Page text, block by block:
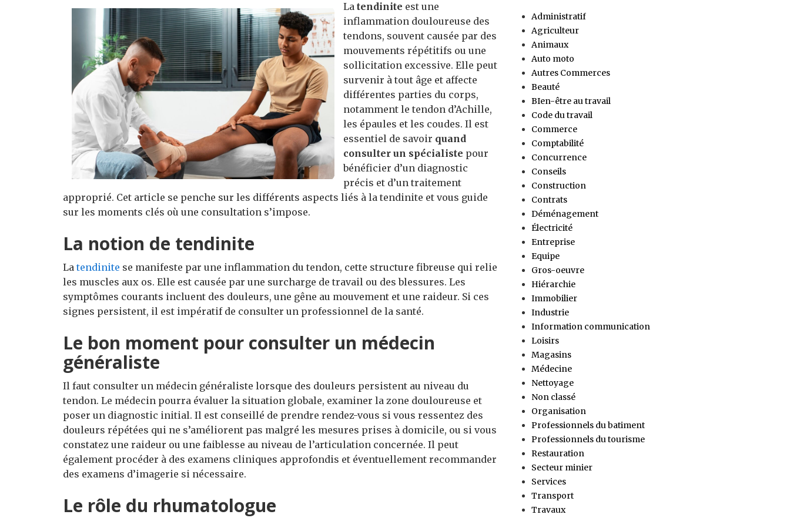
La tendinite est une
inflammation douloureuse des
tendons, souvent causée par des
mouvements répétitifs ou une
sollicitation excessive. Elle peut
survenir à tout âge et affecte
différentes parties du corps,
notamment le tendon d’Achille,
les épaules et les coudes. Il est
essentiel de savoir quand
consulter un spécialiste pour
bénéficier d’un diagnostic
précis et d’un traitement
approprié. Cet article se penche sur les différents aspects liés à la tendinite et vous guide
sur les moments clés où une consultation s’impose.
La notion de tendinite
La tendinite se manifeste par une inflammation du tendon, cette structure fibreuse qui relie
les muscles aux os. Elle est causée par une surcharge de travail ou des blessures. Les
symptômes courants incluent des douleurs, une gêne au mouvement et une raideur. Si ces
signes persistent, il est impératif de consulter un professionnel de la santé.
Le bon moment pour consulter un médecin
généraliste
Il faut consulter un médecin généraliste lorsque des douleurs persistent au niveau du
tendon. Le médecin pourra évaluer la situation globale, examiner la zone douloureuse et
poser un diagnostic initial. Il est conseillé de prendre rendez-vous si vous ressentez des
douleurs répétées qui ne s’améliorent pas malgré les mesures prises à domicile, ou si vous
constatez une raideur ou une faiblesse au niveau de l’articulation concernée. Il peut
également procéder à des examens cliniques approfondis et éventuellement recommander
des examens d’imagerie si nécessaire.
Le rôle du rhumatologue
Administratif
Agriculteur
Animaux
Auto moto
Autres Commerces
Beauté
BIen-être au travail
Code du travail
Commerce
Comptabilité
Concurrence
Conseils
Construction
Contrats
Déménagement
Électricité
Entreprise
Equipe
Gros-oeuvre
Hiérarchie
Immobilier
Industrie
Information communication
Loisirs
Magasins
Médecine
Nettoyage
Non classé
Organisation
Professionnels du batiment
Professionnels du tourisme
Restauration
Secteur minier
Services
Transport
Travaux